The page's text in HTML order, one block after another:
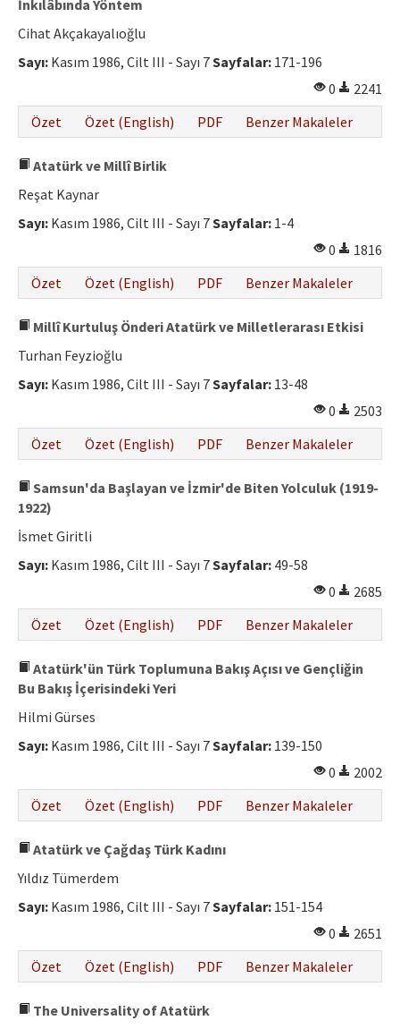
İnkılâbında Yöntem
Cihat Akçakayalıoğlu
Sayı: Kasım 1986, Cilt III - Sayı 7Sayfalar: 171-196
0
2241
Özet
Özet (English) PDF Benzer Makaleler
Atatürk ve Millî Birlik
Reşat Kaynar
Sayı: Kasım 1986, Cilt III - Sayı 7Sayfalar: 1-4
0
1816
Özet
Özet (English) PDF Benzer Makaleler
Millî Kurtuluş Önderi Atatürk ve Milletlerarası Etkisi
Turhan Feyzioğlu
Sayı: Kasım 1986, Cilt III - Sayı 7Sayfalar: 13-48
0
2503
Özet
Özet (English) PDF Benzer Makaleler
Samsun'da Başlayan ve İzmir'de Biten Yolculuk (1919-
1922)
İsmet Giritli
Sayı: Kasım 1986, Cilt III - Sayı 7Sayfalar: 49-58
0
2685
Özet
Özet (English) PDF Benzer Makaleler
Atatürk'ün Türk Toplumuna Bakış Açısı ve Gençliğin
Bu Bakış İçerisindeki Yeri
Hilmi Gürses
Sayı: Kasım 1986, Cilt III - Sayı 7Sayfalar: 139-150
0
2002
Özet
Özet (English) PDF Benzer Makaleler
Atatürk ve Çağdaş Türk Kadını
Yıldız Tümerdem
Sayı: Kasım 1986, Cilt III - Sayı 7Sayfalar: 151-154
0
2651
Özet
Özet (English) PDF Benzer Makaleler
The Universality of Atatürk